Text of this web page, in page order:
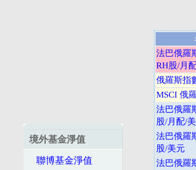
境外基金淨值
聯博基金淨值
法巴俄羅
RH股/月
俄羅斯指
MSCI 俄
法巴俄羅
股/月配/
法巴俄羅
股/美元
法巴俄羅